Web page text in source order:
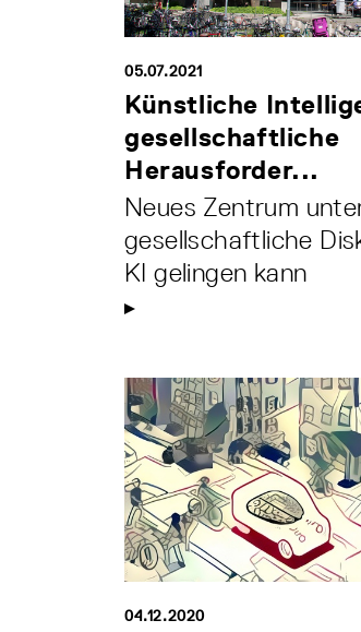
05.07.2021
Künstliche
gesellschaftliche
Herausforder...
Neues Zentrum
gesellschaftliche
KI gelingen kann
04.12.2020